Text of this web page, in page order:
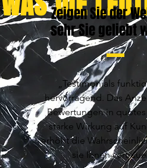
Zeigen Sie der
sehr Sie geliebt
„Testimonials
hervorragend. Das
Bewertungen in
starke Wirkung auf
erhöht die
sie Ihnen